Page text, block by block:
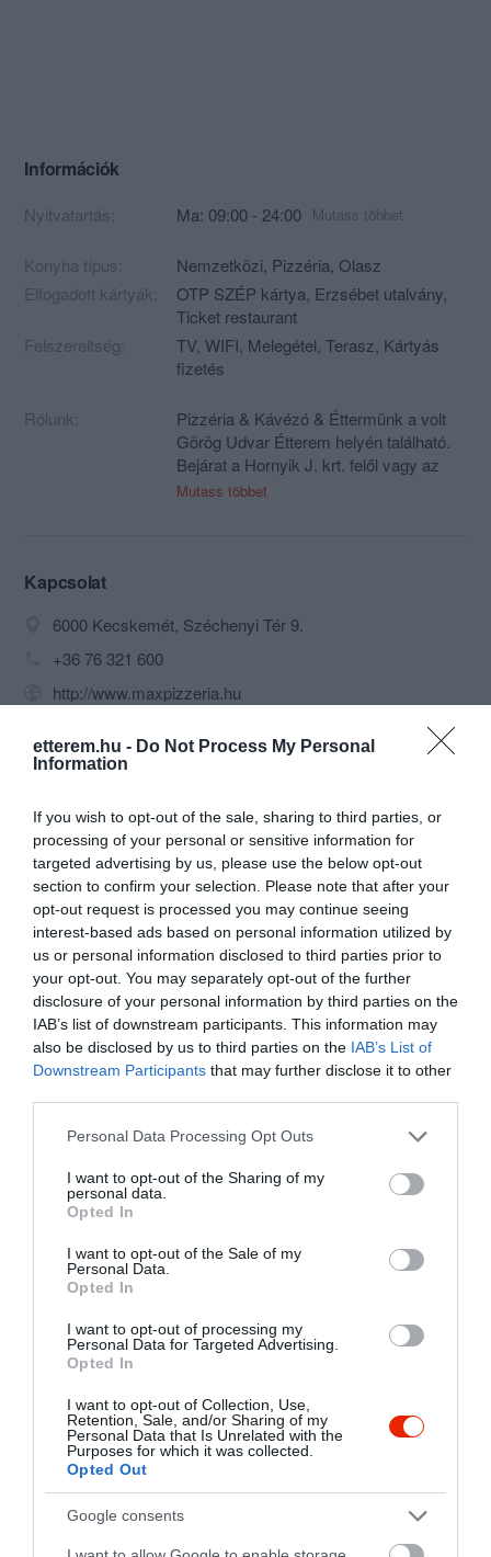
etterem.hu - Do Not Process My Personal
Information
If you wish to opt-out of the sale, sharing to third parties, or
processing of your personal or sensitive information for
targeted advertising by us, please use the below opt-out
section to confirm your selection. Please note that after your
opt-out request is processed you may continue seeing
interest-based ads based on personal information utilized by
us or personal information disclosed to third parties prior to
your opt-out. You may separately opt-out of the further
disclosure of your personal information by third parties on the
IAB’s list of downstream participants. This information may
also be disclosed by us to third parties on the IAB’s List of
Downstream Participants that may further disclose it to other
Please note that this website/app uses one or more Google
not limited to your visit or usage behaviour. You may click to
grant or deny consent to Google and its third-party tags to
use your data for below specified purposes in below Google
consent section.
Personal Data Processing Opt Outs
I want to opt-out of the Sharing of my
personal data.
Opted In
I want to opt-out of the Sale of my
Personal Data.
Opted In
I want to opt-out of processing my
Personal Data for Targeted Advertising.
Opted In
I want to opt-out of Collection, Use,
Retention, Sale, and/or Sharing of my
Personal Data that Is Unrelated with the
Purposes for which it was collected.
Opted Out
Google consents
Információk
Nyitvatartás: Ma: 09:00 - 24:00 Mutass többet
Konyha típus: Nemzetközi, Pizzéria, Olasz
Elfogadott kártyák:
OTP SZÉP kártya, Erzsébet utalvány,
Ticket restaurant
Felszereltség:
TV, WIFI, Melegétel, Terasz, Kártyás
fizetés
Rólunk:
Pizzéria & Kávézó & Éttermünk a volt
Görög Udvar Étterem helyén található.
Bejárat a Hornyik J. krt. felől vagy az
Irányár Szerkesztősége melletti
korosztálynak megfelelő hangulatot
vagy akár csak kávézni, teázni,
haverokkal/családdal/barátokkal akkor
pizzák, saláták, pizzakiflik, frissen sütött
húsételek, tészták, desszertek....
Minden ételünket házhoz is szállítjuk
ingyenesen Kecskemét belterületén.
Várunk sok szeretettel.
Mutass többet
Kapcsolat
6000 Kecskemét, Széchenyi Tér 9.
+36 76 321 600
http://www.maxpizzeria.hu
Probléma jelentése Te vagy a tulajdonos?
Értékelések
4 0